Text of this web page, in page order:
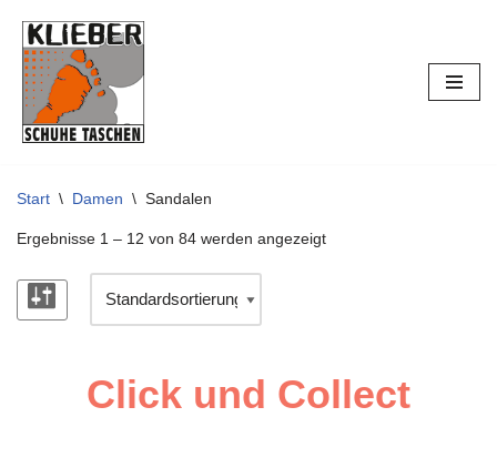
Zum
Inhalt
springen
Start \ Damen \ Sandalen
Ergebnisse 1 – 12 von 84 werden angezeigt
Click und Collect